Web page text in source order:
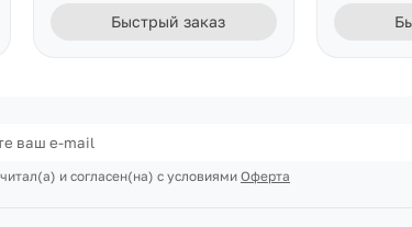
Быстрый заказ
и согласен(на) с условиями Оферта